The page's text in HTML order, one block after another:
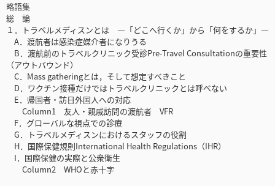
略語集
総 論
１．トラベルメディスンとは ―「どこへ行くか」から「何をするか」―
A．渡航者は感染症媒介者になりうる
B．渡航前のトラベルクリニック受診Pre-Travel Consultationの重要性
（アウトバウンド）
C．Mass gatheringとは，そして想定すべきこと
D．ワクチン接種だけではトラベルクリニックとは呼べない
E．帰国者・訪日外国人への対応
Column1 友人・親戚訪問の渡航者 VFR
F．グローバルな視点での診療
G．トラベルメディスンにおけるスタッフの役割
H．国際保健規則International Health Regulations（IHR）
I．国際保健の実際と公衆衛生
Column2 WHOと赤十字